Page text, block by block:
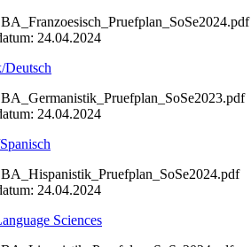
24.04.2024
Deutsch
24.04.2024
24.04.2024
Sciences